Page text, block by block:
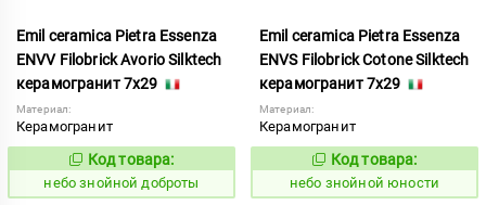
Emil ceramica Pietra Essenza
ENVV Filobrick Avorio Silktech
керамогранит 7x29
Материал:
Керамогранит
1113497
Код товара:
небо знойной доброты
Emil ceramica Pietra Essenza
ENVS Filobrick Cotone Silktech
керамогранит 7x29
Материал:
Керамогранит
1113498
Код товара:
небо знойной юности